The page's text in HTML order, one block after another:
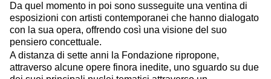
Da quel momento in poi sono susseguite una ventina di
esposizioni con artisti contemporanei che hanno dialogato
con la sua opera, offrendo così una visione del suo
pensiero concettuale.
A distanza di sette anni la Fondazione ripropone,
attraverso alcune opere finora inedite, uno sguardo su due